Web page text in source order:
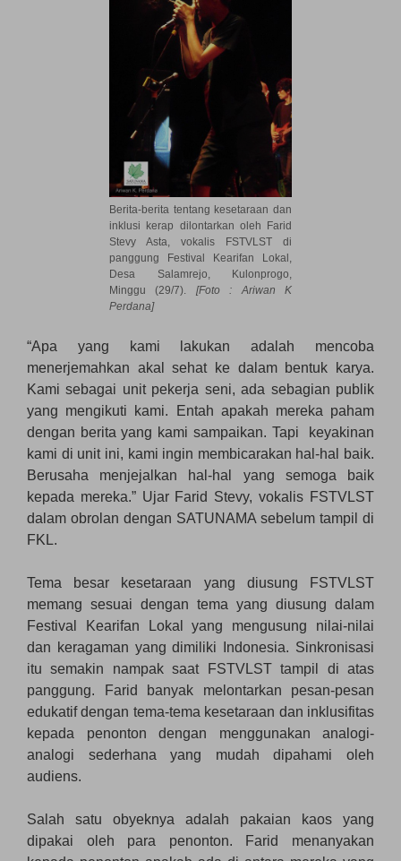
Berita-berita tentang kesetaraan dan
inklusi kerap dilontarkan oleh Farid
Stevy Asta, vokalis FSTVLST di
panggung Festival Kearifan Lokal,
Desa Salamrejo, Kulonprogo,
Minggu (29/7). [Foto : Ariwan K
Perdana]
“Apa yang kami lakukan adalah mencoba
menerjemahkan akal sehat ke dalam bentuk karya.
Kami sebagai unit pekerja seni, ada sebagian publik
yang mengikuti kami. Entah apakah mereka paham
dengan berita yang kami sampaikan. Tapi keyakinan
kami di unit ini, kami ingin membicarakan hal-hal baik.
Berusaha menjejalkan hal-hal yang semoga baik
kepada mereka.” Ujar Farid Stevy, vokalis FSTVLST
dalam obrolan dengan SATUNAMA sebelum tampil di
FKL.
Tema besar kesetaraan yang diusung FSTVLST
memang sesuai dengan tema yang diusung dalam
Festival Kearifan Lokal yang mengusung nilai-nilai
dan keragaman yang dimiliki Indonesia. Sinkronisasi
itu semakin nampak saat FSTVLST tampil di atas
panggung. Farid banyak melontarkan pesan-pesan
edukatif dengan tema-tema kesetaraan dan inklusifitas
kepada penonton dengan menggunakan analogi-
analogi sederhana yang mudah dipahami oleh
audiens.
Salah satu obyeknya adalah pakaian kaos yang
dipakai oleh para penonton. Farid menanyakan